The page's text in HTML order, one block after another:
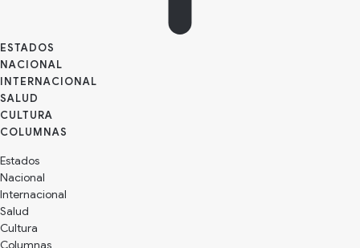
ESTADOS
NACIONAL
INTERNACIONAL
SALUD
CULTURA
Estados
Nacional
Internacional
Salud
Cultura